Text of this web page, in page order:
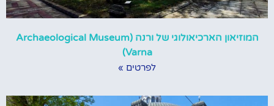
המוזיאון הארכיאולוגי של ורנה (Archaeological Museum
Varna)
לפרטים »